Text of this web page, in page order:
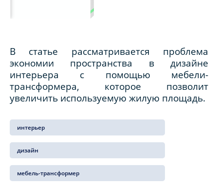
В статье рассматривается проблема
экономии пространства в дизайне
интерьера с помощью мебели-
трансформера, которое позволит
увеличить используемую жилую площадь.
интерьер
дизайн
мебель-трансформер